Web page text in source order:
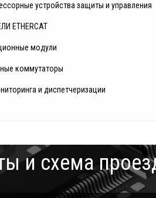
устройства защиты и управления
ETHERCAT
модули
коммутаторы
и диспетчеризации
и схема